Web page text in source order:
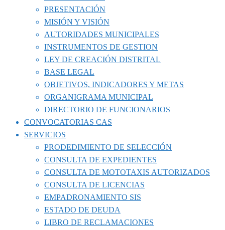
PRESENTACIÓN
MISIÓN Y VISIÓN
AUTORIDADES MUNICIPALES
INSTRUMENTOS DE GESTION
LEY DE CREACIÓN DISTRITAL
BASE LEGAL
OBJETIVOS, INDICADORES Y METAS
ORGANIGRAMA MUNICIPAL
DIRECTORIO DE FUNCIONARIOS
CONVOCATORIAS CAS
SERVICIOS
PRODEDIMIENTO DE SELECCIÓN
CONSULTA DE EXPEDIENTES
CONSULTA DE MOTOTAXIS AUTORIZADOS
CONSULTA DE LICENCIAS
EMPADRONAMIENTO SIS
ESTADO DE DEUDA
LIBRO DE RECLAMACIONES